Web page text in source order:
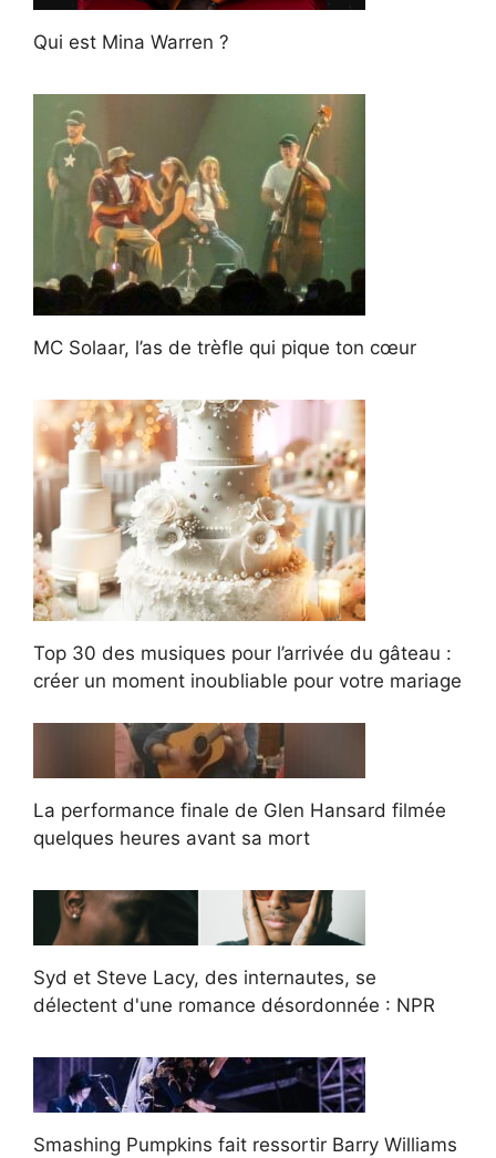
Qui est Mina Warren ?
MC Solaar, l’as de trèfle qui pique ton cœur
Top 30 des musiques pour l’arrivée du gâteau :
créer un moment inoubliable pour votre mariage
La performance finale de Glen Hansard filmée
quelques heures avant sa mort
Syd et Steve Lacy, des internautes, se
délectent d'une romance désordonnée : NPR
Smashing Pumpkins fait ressortir Barry Williams